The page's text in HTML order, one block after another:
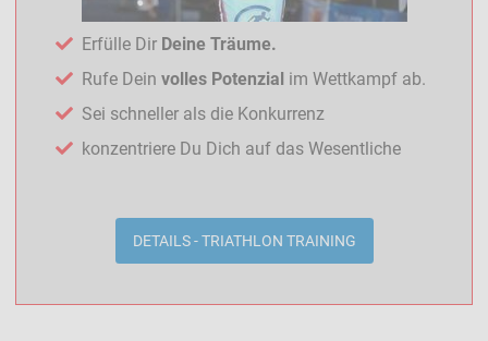
Erfülle Dir Deine Träume.
Rufe Dein volles Potenzial im Wettkampf ab.
Sei schneller als die Konkurrenz
konzentriere Du Dich auf das Wesentliche
DETAILS - TRIATHLON TRAINING